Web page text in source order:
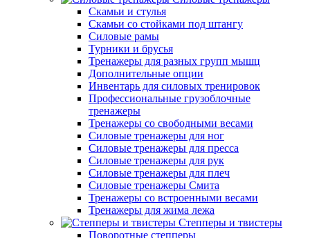
Скамьи и стулья
Скамьи со стойками под штангу
Силовые рамы
Турники и брусья
Тренажеры для разных групп мышц
Дополнительные опции
Инвентарь для силовых тренировок
Профессиональные грузоблочные
тренажеры
Тренажеры со свободными весами
Силовые тренажеры для ног
Силовые тренажеры для пресса
Силовые тренажеры для рук
Силовые тренажеры для плеч
Силовые тренажеры Смита
Тренажеры со встроенными весами
Тренажеры для жима лежа
Степперы и твистеры
Поворотные степперы